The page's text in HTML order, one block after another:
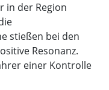
in der Region
stießen bei den
Resonanz.
einer Kontrolle